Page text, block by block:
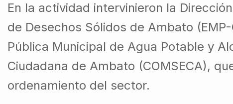
En la actividad intervinieron la
de Desechos Sólidos de Ambato
Pública Municipal de Agua Potable y
Ciudadana de Ambato (COMSECA),
ordenamiento del sector.